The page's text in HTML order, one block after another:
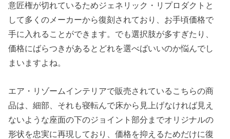
意匠権が切れているためジェネリック・リプロダクトと
して多くのメーカーから復刻されており、お手頃価格で
手に入れることができます。でも選択肢が多すぎたり、
価格にばらつきがあるとどれを選べばいいのか悩んでし
まいますよね。
エア・リゾームインテリアで販売されているこちらの商
品は、細部、それも寝転んで床から見上げなければ見え
ないような座面の下のジョイント部分までオリジナルの
形状を忠実に再現しており、価格を抑えるためだけに復